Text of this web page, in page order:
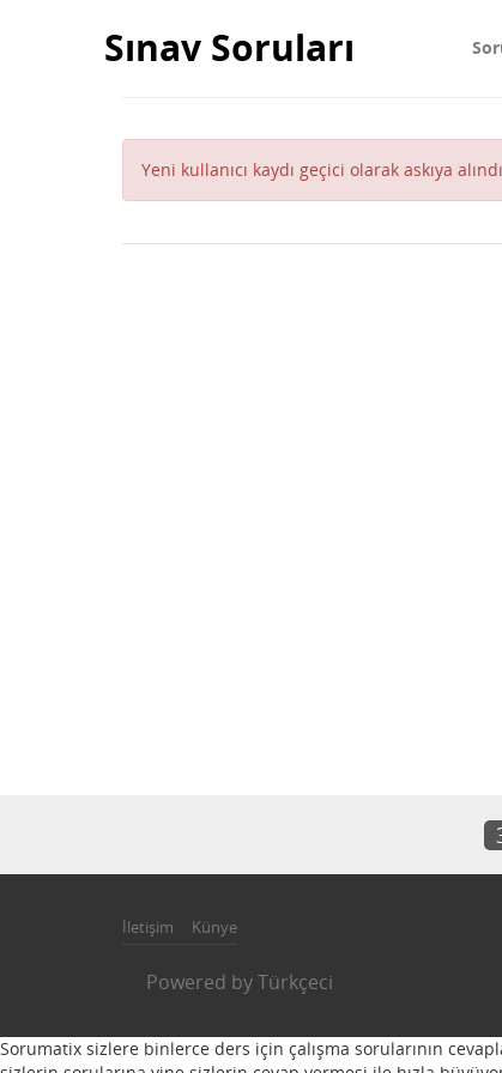
Sınav Soruları
Yeni kullanıcı kaydı geçici olarak askıya
İletişim Künye
Powered byTürkçeci
Sorumatix sizlere binlerce ders için çalışma sorularının